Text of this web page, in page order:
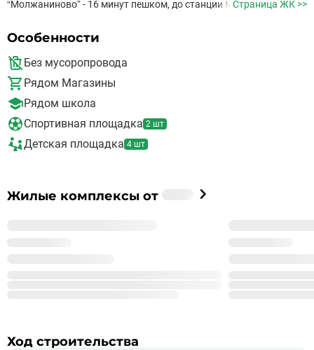
“Молжаниново” - 16 минут пешком, до станции МЦД
территория с озеленением Спортивные и детские площадки
Парковка для удобства автовладельцев.
Страница ЖК >>
Особенности
Без мусоропровода
Рядом Магазины
Рядом школа
Спортивная площадка 2 шт
Детская площадка 4 шт
Застройщик
%_NAME_%
Жилые комплексы от
Ход строительства